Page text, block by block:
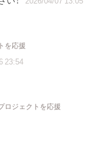
を応援
23:54
ロジェクトを応援